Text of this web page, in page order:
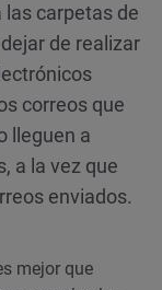
carpetas de
de realizar
correos que
lleguen a
a la vez que
enviados.
mejor que